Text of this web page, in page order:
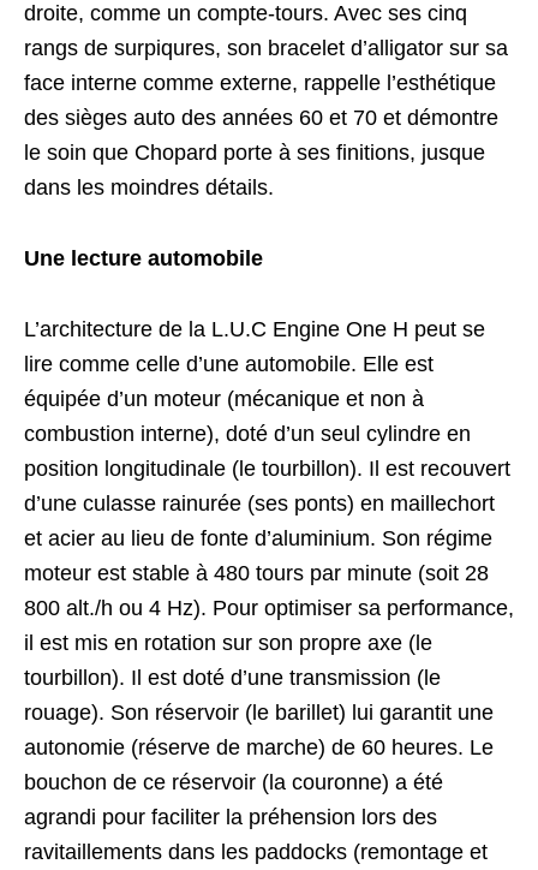
droite, comme un compte-tours. Avec ses cinq
rangs de surpiqures, son bracelet d’alligator sur sa
face interne comme externe, rappelle l’esthétique
des sièges auto des années 60 et 70 et démontre
le soin que Chopard porte à ses finitions, jusque
dans les moindres détails.
Une lecture automobile
L’architecture de la L.U.C Engine One H peut se
lire comme celle d’une automobile. Elle est
équipée d’un moteur (mécanique et non à
combustion interne), doté d’un seul cylindre en
position longitudinale (le tourbillon). Il est recouvert
d’une culasse rainurée (ses ponts) en maillechort
et acier au lieu de fonte d’aluminium. Son régime
moteur est stable à 480 tours par minute (soit 28
800 alt./h ou 4 Hz). Pour optimiser sa performance,
il est mis en rotation sur son propre axe (le
tourbillon). Il est doté d’une transmission (le
rouage). Son réservoir (le barillet) lui garantit une
autonomie (réserve de marche) de 60 heures. Le
bouchon de ce réservoir (la couronne) a été
agrandi pour faciliter la préhension lors des
ravitaillements dans les paddocks (remontage et